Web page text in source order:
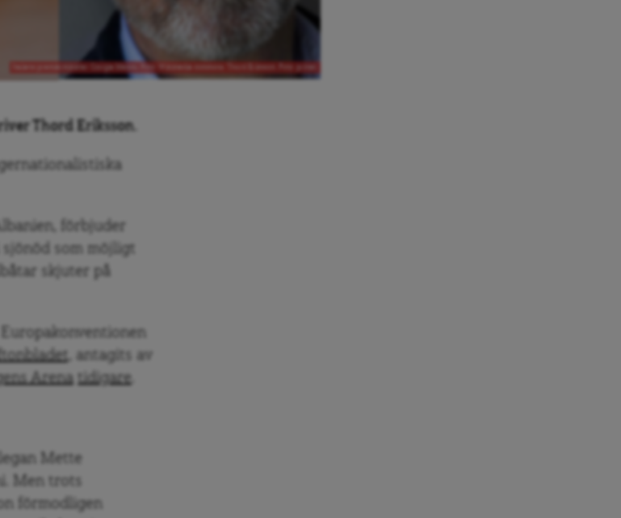
Thord Eriksson.
förbjuder
som möjligt
skjuter på
antagits av
Arena tidigare
Mette
Men trots
förmodligen